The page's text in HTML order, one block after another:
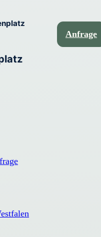
Anfrage